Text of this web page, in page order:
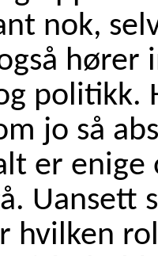
nok,
hører
politikk.
jo så
er
Uansett
hvilken